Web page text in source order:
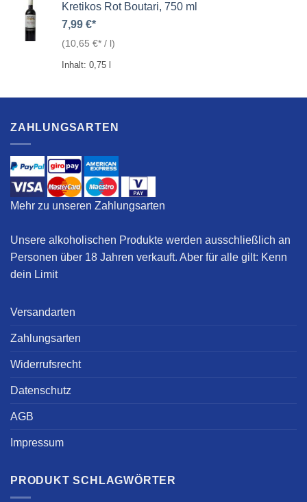
Kretikos Rot Boutari, 750 ml
7,99 €
(10,65 € / l)
Inhalt: 0,75
ZAHLUNGSARTEN
Mehr zu unseren Zahlungsarten
Unsere alkoholischen Produkte werden ausschließlich an
Personen über 18 Jahren verkauft. Aber für alle gilt: Kenn
dein Limit
Versandarten
Zahlungsarten
Widerrufsrecht
Datenschutz
AGB
Impressum
PRODUKT SCHLAGWÖRTER